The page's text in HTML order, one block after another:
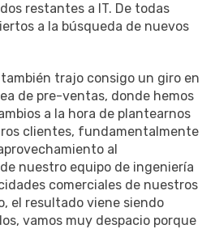
restantes a IT. De todas
a la búsqueda de nuevos
trajo consigo un giro en
de pre-ventas, donde hemos
a la hora de plantearnos
clientes, fundamentalmente
al
nuestro equipo de ingeniería
comerciales de nuestros
el resultado viene siendo
vamos muy despacio porque